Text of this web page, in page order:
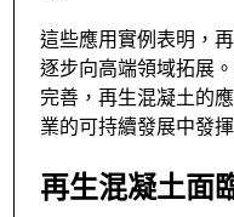
這些應用實例表明，
逐步向高端領域拓展
完善，再生混凝土的
業的可持續發展中發
再生混凝土面